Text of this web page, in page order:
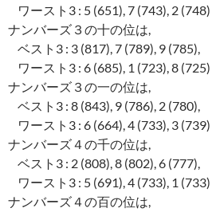
ワースト3 : 5 (651), 7 (743), 2 (748)
ナンバーズ３の十の位は,
ベスト3 : 3 (817), 7 (789), 9 (785),
ワースト3 : 6 (685), 1 (723), 8 (725)
ナンバーズ３の一の位は,
ベスト3 : 8 (843), 9 (786), 2 (780),
ワースト3 : 6 (664), 4 (733), 3 (739)
ナンバーズ４の千の位は,
ベスト3 : 2 (808), 8 (802), 6 (777),
ワースト3 : 5 (691), 4 (733), 1 (733)
ナンバーズ４の百の位は,